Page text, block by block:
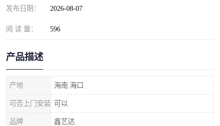
发布日期： 2026-08-07
阅 读 量： 596
产品描述
产地 海南 海口
可否上门安装 可以
品牌 鑫艺达